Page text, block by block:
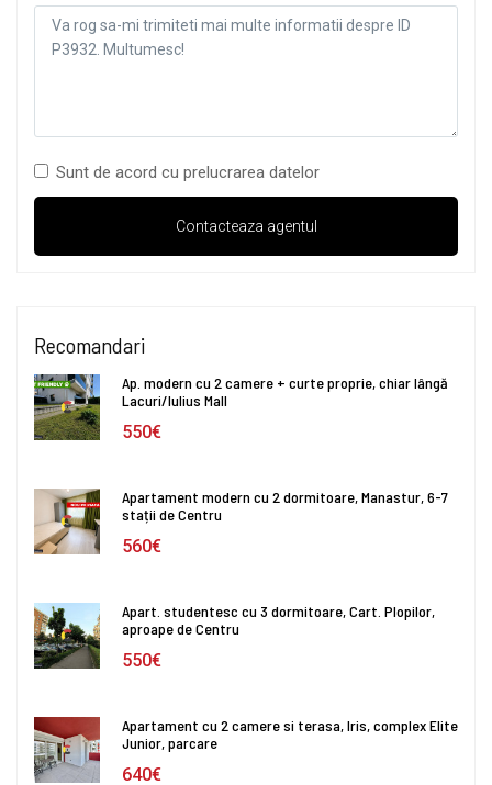
Sunt de acord cu prelucrarea datelor
Recomandari
Ap. modern cu 2 camere + curte proprie, chiar lângă
Lacuri/Iulius Mall
550€
Apartament modern cu 2 dormitoare, Manastur, 6-7
stații de Centru
560€
Apart. studentesc cu 3 dormitoare, Cart. Plopilor,
aproape de Centru
550€
Apartament cu 2 camere si terasa, Iris, complex Elite
Junior, parcare
640€